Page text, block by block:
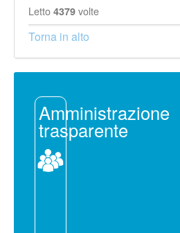
Letto 4379 volte
Torna in alto
Amministrazione
trasparente